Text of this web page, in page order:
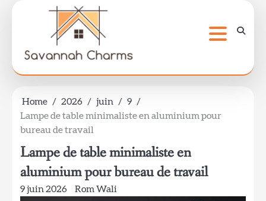
Home 2026 juin
9
Lampe de table minimaliste en aluminium pour
bureau de travail
Lampe de table minimaliste en
aluminium pour bureau de travail
9 juin 2026 Rom Wali